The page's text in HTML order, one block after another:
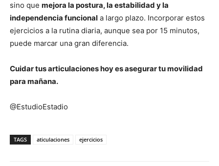
sino que mejora la postura, la estabilidad y la
independencia funcional a largo plazo. Incorporar estos
ejercicios a la rutina diaria, aunque sea por 15 minutos,
puede marcar una gran diferencia.
Cuidar tus articulaciones hoy es asegurar tu movilidad
para mañana.
@EstudioEstadio
TAGS aticulaciones ejercicios